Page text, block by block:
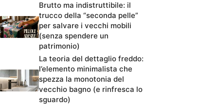
Brutto ma indistruttibile: il
trucco della “seconda pelle”
per salvare i vecchi mobili
(senza spendere un
patrimonio)
La teoria del dettaglio freddo:
l’elemento minimalista che
spezza la monotonia del
vecchio bagno (e rinfresca lo
sguardo)